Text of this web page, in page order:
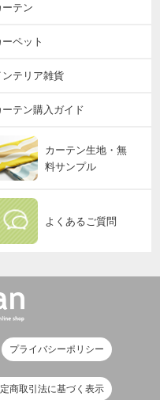
ーテン
ーペット
ンテリア雑貨
ーテン購入ガイド
カーテン生地・無
料サンプル
よくあるご質問
プライバシーポリシー
商取引法に基づく表示